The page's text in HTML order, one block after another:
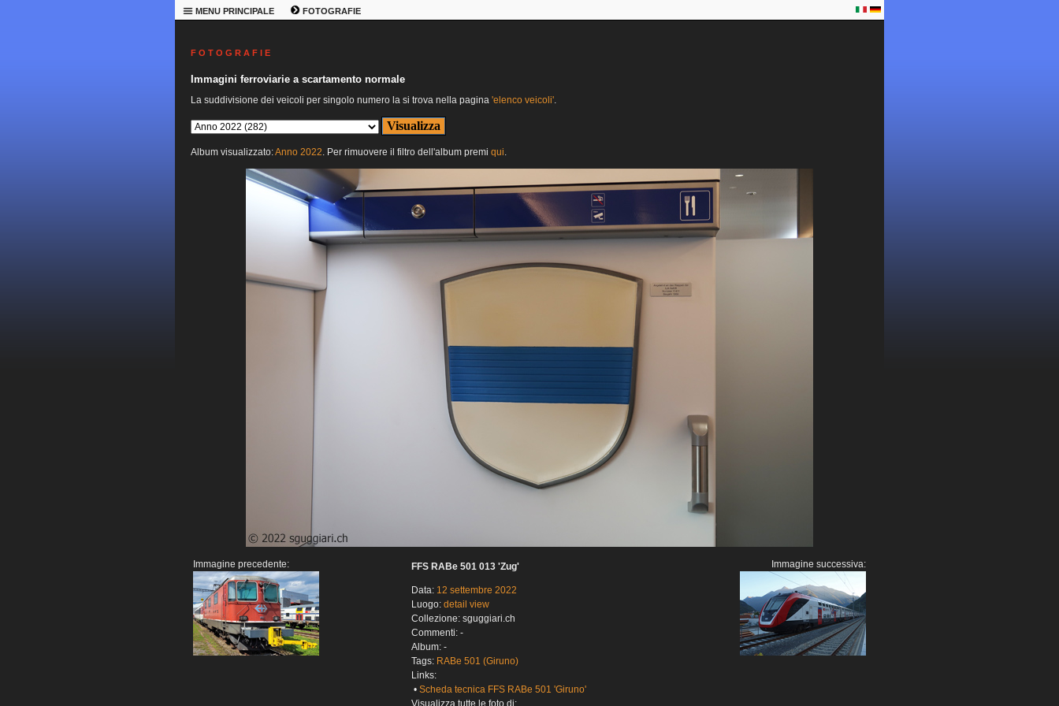
MENU PRINCIPALE FOTOGRAFIE
F O T O G R A F I E
Immagini ferroviarie a scartamento normale
La suddivisione dei veicoli per singolo numero la si trova nella pagina 'elenco veicoli'.
Album visualizzato:Anno 2022. Per rimuovere il filtro dell'album premi qui.
Immagine precedente: FFS RABe 501 013 'Zug'
Data: 12 settembre 2022
Luogo: detail view
Collezione: sguggiari.ch
Commenti: -
Album: -
Tags: RABe 501 (Giruno)
Links:
• Scheda tecnica FFS RABe 501 'Giruno'
Immagine successiva: